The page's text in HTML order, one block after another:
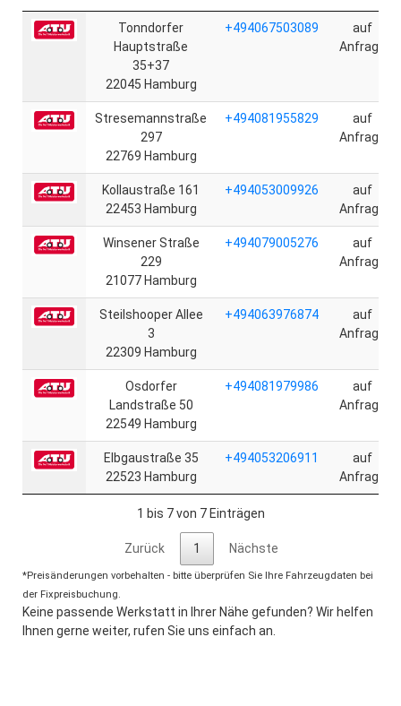
Tonndorfer
Hauptstraße
35+37
22045 Hamburg
+494067503089
auf
Anfrage
Stresemannstraße
297
22769 Hamburg
+494081955829
auf
Anfrage
Kollaustraße 161
22453 Hamburg
+494053009926
auf
Anfrage
Winsener Straße
229
21077 Hamburg
+494079005276
auf
Anfrage
Steilshooper Allee
3
22309 Hamburg
+494063976874
auf
Anfrage
Osdorfer
Landstraße 50
22549 Hamburg
+494081979986
auf
Anfrage
Elbgaustraße 35
22523 Hamburg
+494053206911
auf
Anfrage
1 bis 7 von 7 Einträgen
Zurück 1 Nächste
*Preisänderungen vorbehalten - bitte überprüfen Sie Ihre Fahrzeugdaten bei
der Fixpreisbuchung.
Keine passende Werkstatt in Ihrer Nähe gefunden? Wir helfen
Ihnen gerne weiter, rufen Sie uns einfach an.